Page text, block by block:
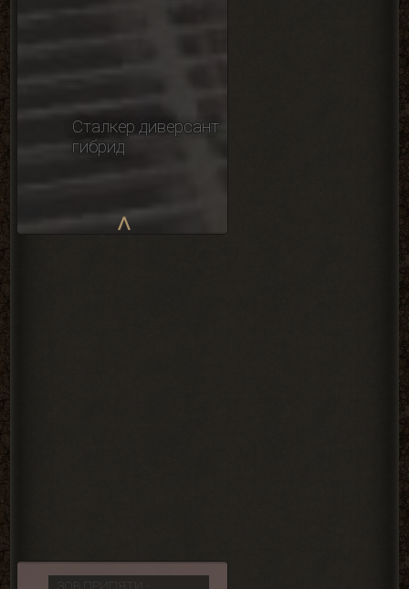
Сталкер диверсант
гибрид
ЗОВ ПРИПЯТИ -